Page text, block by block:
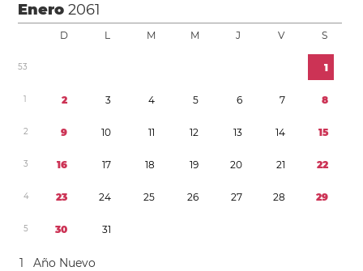
Enero2061
D L M M J V S
53 1
1 2 3 4 5 6 7 8
2 9 10 11 12 13 14 15
3 16 17 18 19 20 21 22
4 23 24 25 26 27 28 29
5 30 31
1 Año Nuevo